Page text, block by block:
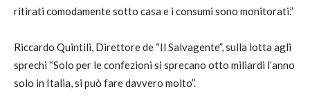
ritirati comodamente sotto casa e i consumi sono monitorati.”
Riccardo Quintili, Direttore de “Il Salvagente”, sulla lotta agli
sprechi “Solo per le confezioni si sprecano otto miliardi l’anno
solo in Italia, si può fare davvero molto”.